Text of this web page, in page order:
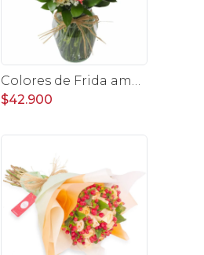
Colores de Frida amarillo en florero - Ánfora con rosas, claveles, estate y limonium
$42.900